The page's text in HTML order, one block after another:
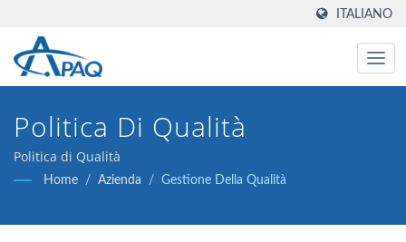
ITALIANO
Politica Di Qualità
Politica di Qualità
Home / Azienda / Gestione Della Qualità